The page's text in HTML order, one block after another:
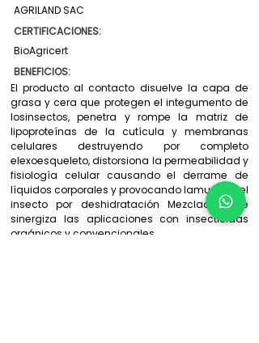
AGRILAND SAC
CERTIFICACIONES:
BioAgricert
BENEFICIOS:
El producto al contacto disuelve la capa de
grasa y cera que protegen el integumento de
losinsectos, penetra y rompe la matriz de
lipoproteínas de la cutícula y membranas
celulares destruyendo por completo
elexoesqueleto, distorsiona la permeabilidad y
fisiología celular causando el derrame de
líquidos corporales y provocando lamuerte del
insecto por deshidratación Mezclador que
sinergiza las aplicaciones con insecticidas
orgánicos y convencionales